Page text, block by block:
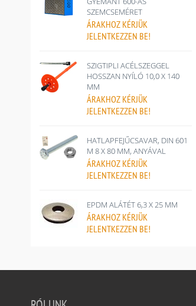
SZEMCSEMÉRET
ÁRAKHOZ KÉRJÜK
JELENTKEZZEN BE!
SZIGTIPLI ACÉLSZEGGEL
HOSSZAN NYÍLÓ 10,0 X 140
MM
ÁRAKHOZ KÉRJÜK
JELENTKEZZEN BE!
HATLAPFEJŰCSAVAR, DIN 601
M 8 X 80 MM, ANYÁVAL
ÁRAKHOZ KÉRJÜK
JELENTKEZZEN BE!
EPDM ALÁTÉT 6,3 X 25 MM
ÁRAKHOZ KÉRJÜK
JELENTKEZZEN BE!